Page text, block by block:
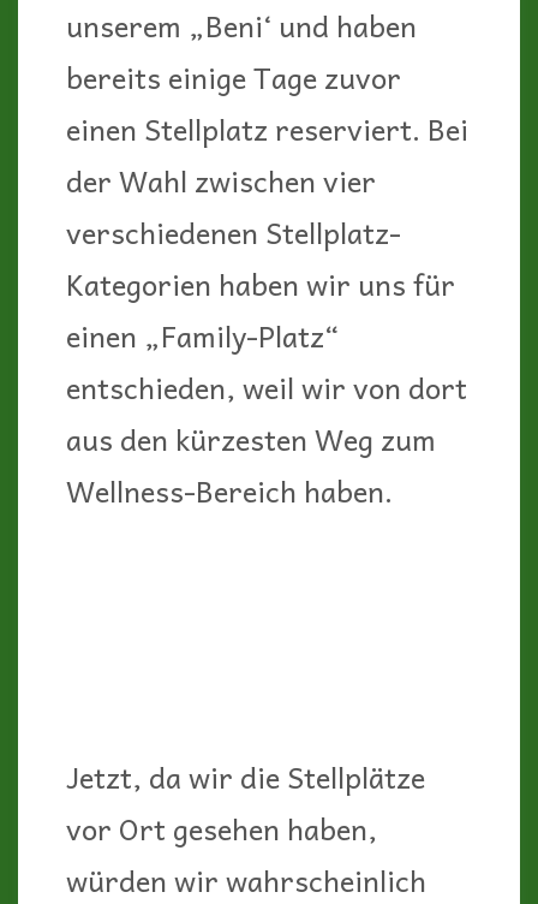
unserem „Beni‘ und haben
bereits einige Tage zuvor
einen Stellplatz reserviert. Bei
der Wahl zwischen vier
verschiedenen Stellplatz-
Kategorien haben wir uns für
einen „Family-Platz“
entschieden, weil wir von dort
aus den kürzesten Weg zum
Wellness-Bereich haben.
Jetzt, da wir die Stellplätze
vor Ort gesehen haben,
würden wir wahrscheinlich